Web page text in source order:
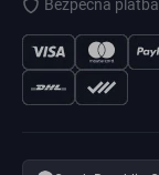
Bezpečná platba